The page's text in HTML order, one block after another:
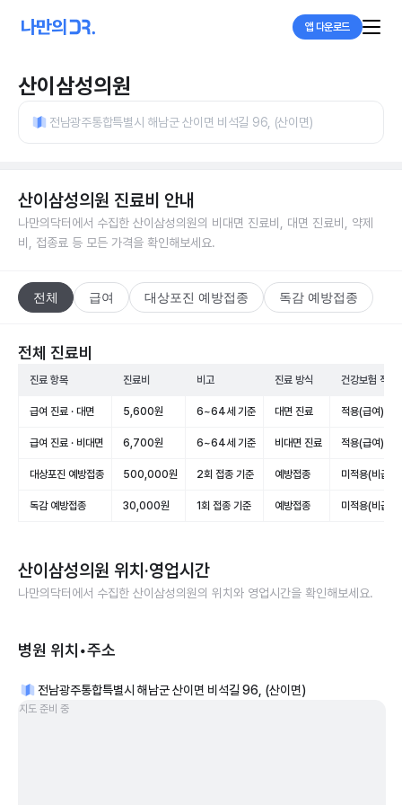
앱 다운로드
산이삼성의원
전남광주통합특별시 해남군 산이면 비석길 96, (산이면)
산이삼성의원 진료비 안내
나만의닥터에서 수집한 산이삼성의원의 비대면 진료비, 대면 진료비, 약제
비, 접종료 등 모든 가격을 확인해보세요.
전체 급여 대상포진 예방접종 독감 예방접종
전체 진료비
진료 항목 진료비 비고 진료 방식 건강보험 적용
급여 진료 · 대면 5,600원 6~64세 기준 대면 진료 적용(급여)
급여 진료 · 비대면 6,700원 6~64세 기준 비대면 진료 적용(급여)
대상포진 예방접종 500,000원 2회 접종 기준 예방접종 미적용(비급여)
독감 예방접종 30,000원 1회 접종 기준 예방접종 미적용(비급여)
산이삼성의원 위치·영업시간
나만의닥터에서 수집한 산이삼성의원의 위치와 영업시간을 확인해보세요.
병원 위치•주소
전남광주통합특별시 해남군 산이면 비석길 96, (산이면)
지도 준비 중